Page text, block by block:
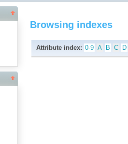
Browsing indexes
Attribute index: 0-9 A B C D